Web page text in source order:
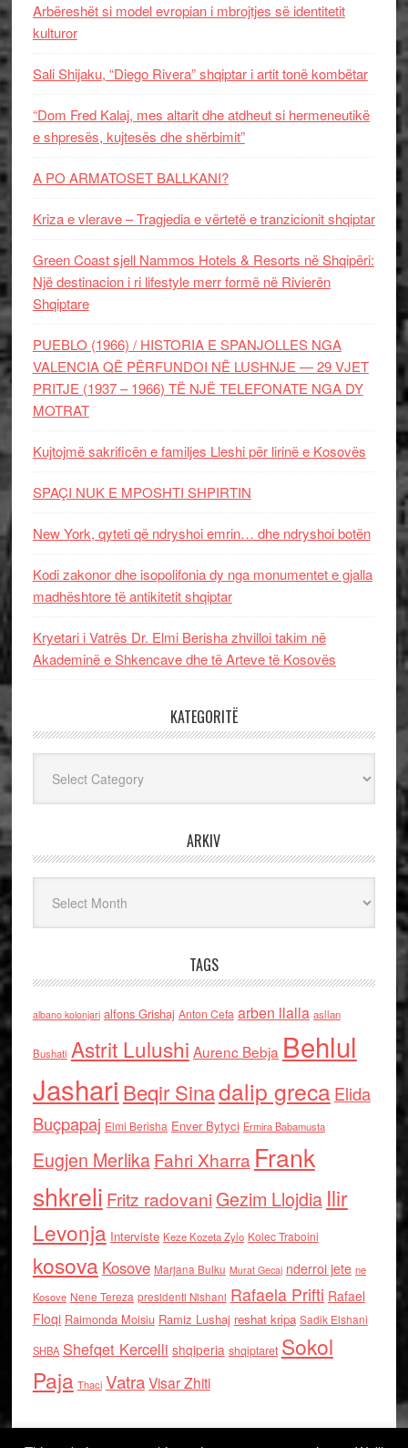
Arbëreshët si model evropian i mbrojtjes së identitetit
kulturor
Sali Shijaku, “Diego Rivera” shqiptar i artit tonë kombëtar
“Dom Fred Kalaj, mes altarit dhe atdheut si hermeneutikë
e shpresës, kujtesës dhe shërbimit”
A PO ARMATOSET BALLKANI?
Kriza e vlerave – Tragjedia e vërtetë e tranzicionit shqiptar
Green Coast sjell Nammos Hotels & Resorts në Shqipëri:
Një destinacion i ri lifestyle merr formë në Rivierën
Shqiptare
PUEBLO (1966) / HISTORIA E SPANJOLLES NGA
VALENCIA QË PËRFUNDOI NË LUSHNJE — 29 VJET
PRITJE (1937 – 1966) TË NJË TELEFONATE NGA DY
MOTRAT
Kujtojmë sakrificën e familjes Lleshi për lirinë e Kosovës
SPAÇI NUK E MPOSHTI SHPIRTIN
New York, qyteti që ndryshoi emrin… dhe ndryshoi botën
Kodi zakonor dhe isopolifonia dy nga monumentet e gjalla
madhështore të antikitetit shqiptar
Kryetari i Vatrës Dr. Elmi Berisha zhvilloi takim në
Akademinë e Shkencave dhe të Arteve të Kosovës
KATEGORITË
ARKIV
TAGS
albano kolonjari alfons Grishaj Anton Cefa arben llalla asllan
Bushati Astrit Lulushi Aurenc Bebja Behlul
Jashari Beqir Sinadalip grecaElida
Buçpapaj Elmi Berisha Enver Bytyci Ermira Babamusta
Eugjen MerlikaFahri Xharra Frank
shkreli Fritz radovaniGezim Llojdia Ilir
Levonja Interviste Keze Kozeta Zylo Kolec Traboini
kosova Kosove Marjana Bulku Murat Gecaj nderroi jete ne
Kosove Nene Tereza presidenti Nishani Rafaela Prifti Rafael
Floqi Raimonda Moisiu Ramiz Lushaj reshat kripa Sadik Elshani
SHBA Shefqet Kercelli shqiperia shqiptaret Sokol
Paja Thaci VatraVisar Zhiti